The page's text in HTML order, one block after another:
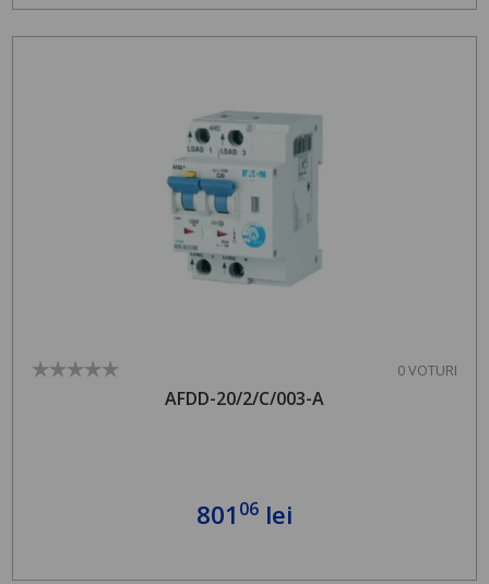
0 VOTURI
AFDD-20/2/C/003-A
801 06 lei